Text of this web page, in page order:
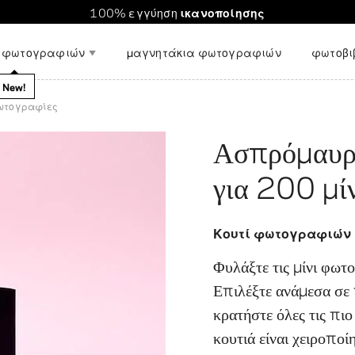
σε όλο τον κόσμο. Μειωμένα μεταφορικά για παραγγελίες
φωτογραφιών
New!
Λωρίδες φωτογραφιών
Παιχνίδι
μαγνητάκια φωτογραφιών
διακόσμηση τοίχου
New!
περιστάσεις
περιοδικό
για 200
Κουτί φωτογραφιών
Φυλάξτε τις μίνι
Επιλέξτε ανάμεσα σε
κρατήστε όλες τις
κουτιά είναι